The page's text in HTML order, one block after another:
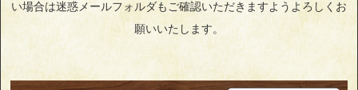
い場合は迷惑メールフォルダもご確認いただきますようよろしくお
願いいたします。